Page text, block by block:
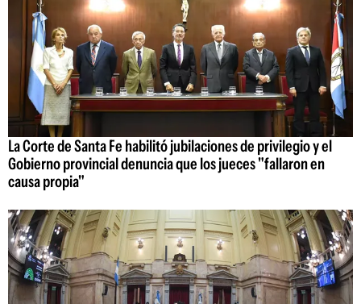
La Corte de Santa Fe habilitó jubilaciones de privilegio y el
Gobierno provincial denuncia que los jueces "fallaron en
causa propia"